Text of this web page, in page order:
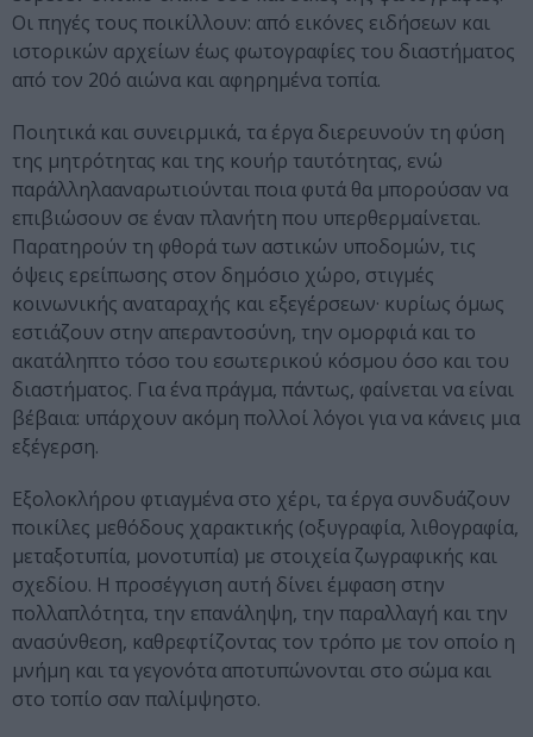
Οι πηγές τους ποικίλλουν: από εικόνες ειδήσεων και
ιστορικών αρχείων έως φωτογραφίες του διαστήματος
από τον 20ό αιώνα και αφηρημένα τοπία.
Ποιητικά και συνειρμικά, τα έργα διερευνούν τη φύση
της μητρότητας και της κουήρ ταυτότητας, ενώ
παράλληλααναρωτιούνται ποια φυτά θα μπορούσαν να
επιβιώσουν σε έναν πλανήτη που υπερθερμαίνεται.
Παρατηρούν τη φθορά των αστικών υποδομών, τις
όψεις ερείπωσης στον δημόσιο χώρο, στιγμές
κοινωνικής αναταραχής και εξεγέρσεων· κυρίως όμως
εστιάζουν στην απεραντοσύνη, την ομορφιά και το
ακατάληπτο τόσο του εσωτερικού κόσμου όσο και του
διαστήματος. Για ένα πράγμα, πάντως, φαίνεται να είναι
βέβαια: υπάρχουν ακόμη πολλοί λόγοι για να κάνεις μια
εξέγερση.
Εξολοκλήρου φτιαγμένα στο χέρι, τα έργα συνδυάζουν
ποικίλες μεθόδους χαρακτικής (οξυγραφία, λιθογραφία,
μεταξοτυπία, μονοτυπία) με στοιχεία ζωγραφικής και
σχεδίου. Η προσέγγιση αυτή δίνει έμφαση στην
πολλαπλότητα, την επανάληψη, την παραλλαγή και την
ανασύνθεση, καθρεφτίζοντας τον τρόπο με τον οποίο η
μνήμη και τα γεγονότα αποτυπώνονται στο σώμα και
στο τοπίο σαν παλίμψηστο.